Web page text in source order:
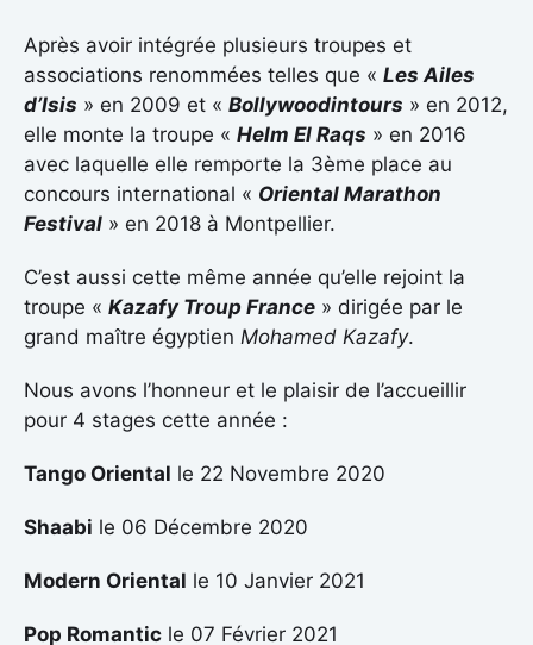
Après avoir intégrée plusieurs troupes et
associations renommées telles que « Les Ailes
d’Isis » en 2009 et « Bollywoodintours » en 2012,
elle monte la troupe « Helm El Raqs » en 2016
avec laquelle elle remporte la 3ème place au
concours international « Oriental Marathon
Festival » en 2018 à Montpellier.
C’est aussi cette même année qu’elle rejoint la
troupe « Kazafy Troup France » dirigée par le
grand maître égyptien Mohamed Kazafy.
Nous avons l’honneur et le plaisir de l’accueillir
pour 4 stages cette année :
Tango Oriental le 22 Novembre 2020
Shaabi le 06 Décembre 2020
Modern Oriental le 10 Janvier 2021
Pop Romantic le 07 Février 2021